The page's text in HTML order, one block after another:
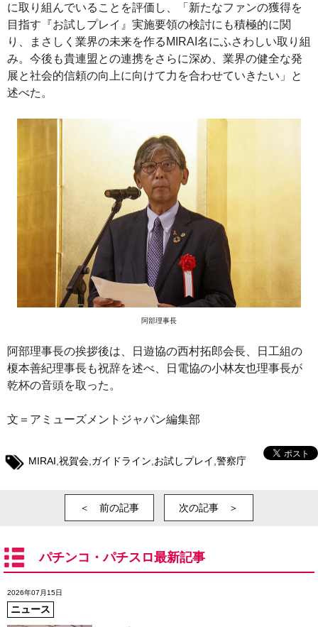
に取り組んでいることを評価し、「新たなファンの獲得を
目指す『お試しプレイ』実施要領の検討にも積極的に関
り、まさしく業界の未来を作るMIRAI名にふさわしい取り組
み。今後も貴連盟との連携をさらに深め、業界の健全な発
展と社会的信頼の向上に向けて力を合わせていきたい」と
述べた。
阿部理事長
阿部理事長の挨拶後は、日遊協の西村拓郎会長、日工組の
榎本善紀理事長も祝辞を述べ、日電協の小林友也理事長が
乾杯の音頭を取った。
文＝アミューズメントジャパン編集部
MIRAI,祝賀会,ガイドライン,お試しプレイ,警察庁
＜ 前の記事 次の記事 ＞
パチンコ・パチスロ最新記事
2026年07月15日
ニュース